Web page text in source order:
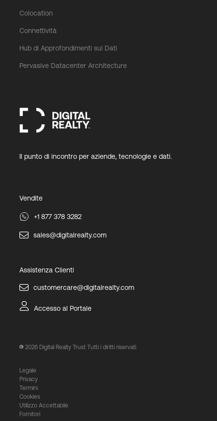
Colocation
Connettività
Hub di Approfondimenti sui Dati
Pervasive Datacenter Architecture
Il punto di incontro per aziende, tecnologie e dati.
Vendite
+1 877 378 3282
sales@digitalrealty.com
Assistenza Clienti
customercare@digitalrealty.com
Accesso al Portale
2026 Digital Realty Trust Tutti i diritti riservati
Legale
Privacy
Termini
Cookies
Utilizzo Accettabile
Fornitori